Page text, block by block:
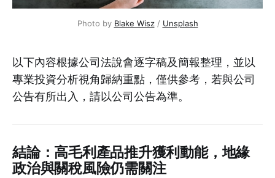
Photo by Blake Wisz / Unsplash
以下內容根據公司法說會逐字稿及簡報整理，並以
專業投資分析視角歸納重點，僅供參考，若與公司
公告有所出入，請以公司公告為準。
結論：高毛利產品推升獲利動能，地緣
政治與關稅風險仍需關注